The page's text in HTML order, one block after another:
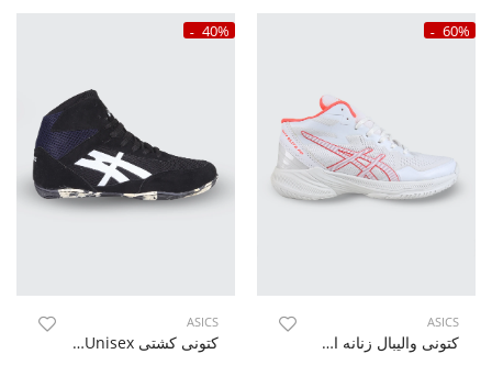
60%
ASICS
کتونی والیبال زنانه اسیکس Asics Sky Elite 2 W
40%
ASICS
کتونی کشتی Unisex اسیکس Asics Matflex 5 U